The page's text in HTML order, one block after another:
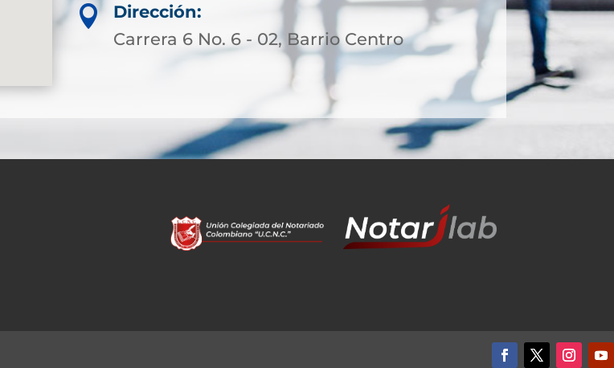

Dirección:
Carrera 6 No. 6 - 02, Barrio Centro